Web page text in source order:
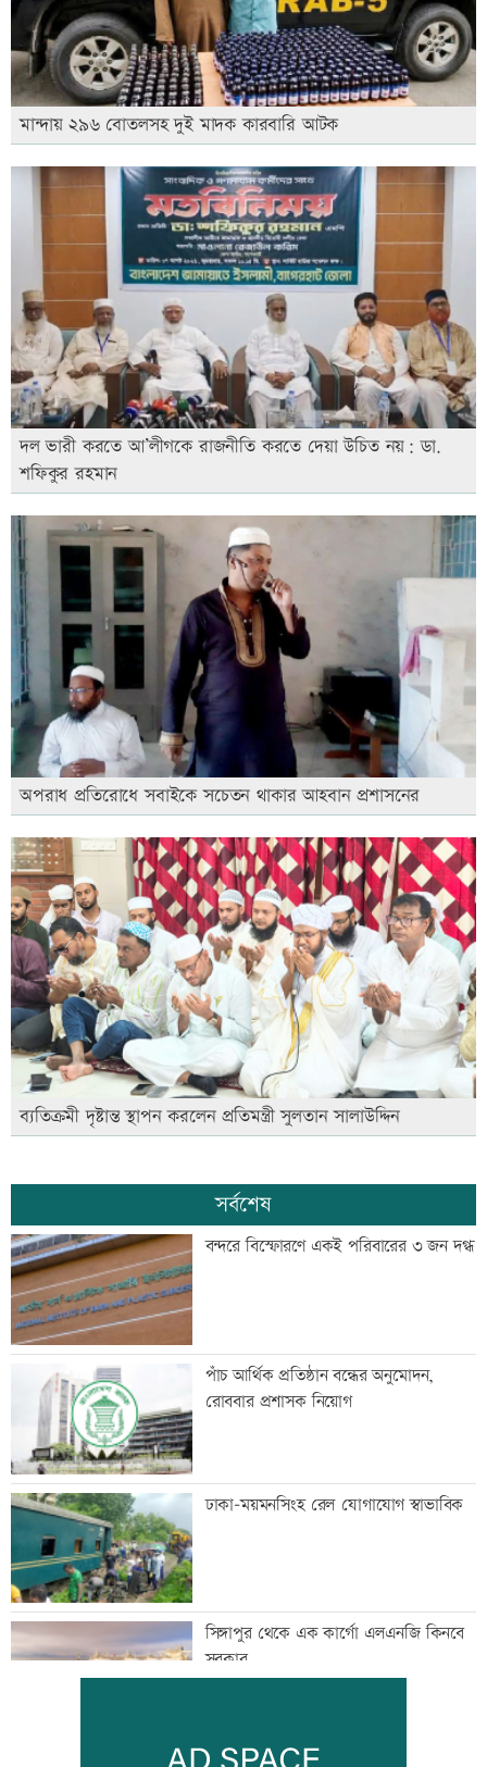
মান্দায় ২৯৬ বোতলসহ দুই মাদক কারবারি আটক
দল ভারী করতে আ’লীগকে রাজনীতি করতে দেয়া উচিত নয়: ডা.
শফিকুর রহমান
অপরাধ প্রতিরোধে সবাইকে সচেতন থাকার আহবান প্রশাসনের
ব্যতিক্রমী দৃষ্টান্ত স্থাপন করলেন প্রতিমন্ত্রী সুলতান সালাউদ্দিন
সর্বশেষ
বন্দরে বিস্ফোরণে একই পরিবারের ৩ জন দগ্ধ
পাঁচ আর্থিক প্রতিষ্ঠান বন্ধের অনুমোদন,
রোববার প্রশাসক নিয়োগ
ঢাকা-ময়মনসিংহ রেল যোগাযোগ স্বাভাবিক
সিঙ্গাপুর থেকে এক কার্গো এলএনজি কিনবে
সরকার